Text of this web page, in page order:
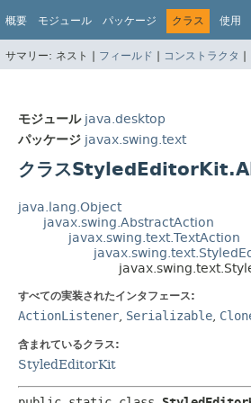
概要 モジュール パッケージ クラス 使用
サマリー: ネスト | フィールド | コンストラクタ |
モジュール java.desktop
パッケージ javax.swing.text
クラス
java.lang.Object
javax.swing.AbstractAction
javax.swing.text.TextAction
すべての実装されたインタフェース:
ActionListener Serializable
含まれているクラス:
StyledEditorKit